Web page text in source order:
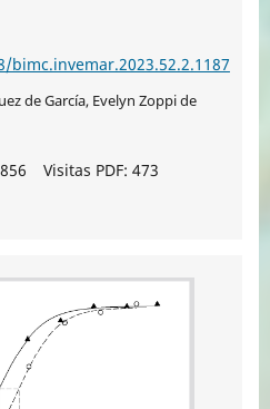
de García, Evelyn Zoppi de
Visitas PDF: 473